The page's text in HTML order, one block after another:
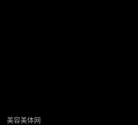
美容美体网